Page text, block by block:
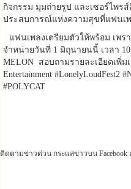
กิจกรรม มุมถ่ายรูป และเซอร์ไพร
ประสบการณ์แห่งความสุขที่แฟนเ
แฟนเพลงเตรียมตัวให้พร้อม เพร
จำหน่ายวันที่ 1 มิถุนายนนี้ เวลา
MELON สอบถามรายละเอียดเพิ่ม
Entertainment #LonelyLoudFest2
#POLYCAT
ติดตามข่าวด่วน กระแสข่าวบน Facebook